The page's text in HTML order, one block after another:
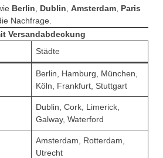
Berlin Dublin Amsterdam Paris
Nachfrage.
Versandabdeckung
Städte
Berlin, Hamburg, München,
Köln, Frankfurt, Stuttgart
Dublin, Cork, Limerick,
Galway, Waterford
Amsterdam, Rotterdam,
Utrecht